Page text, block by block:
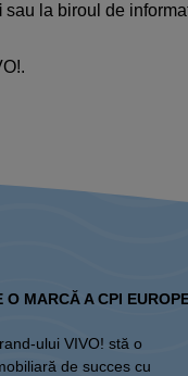
sau la biroul de
O MARCĂ A CPI
ului VIVO! stă o
de succes cu